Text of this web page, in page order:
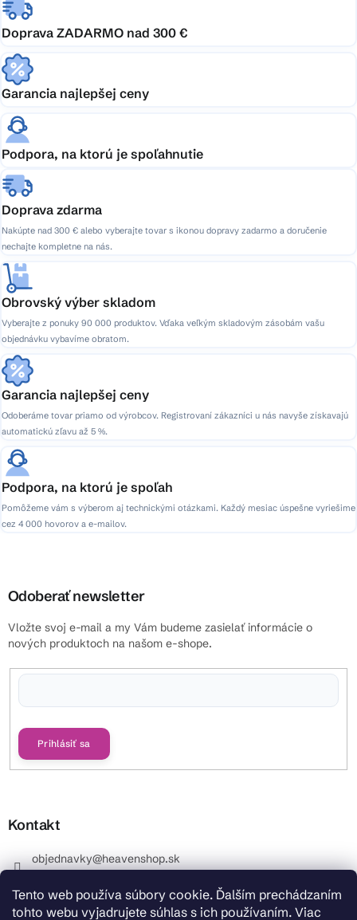
Tento web používa súbory cookie. Ďalším prechádzaním
tohto webu vyjadrujete súhlas s ich používaním. Viac
Doprava ZADARMO nad 300 €
Garancia najlepšej ceny
Podpora, na ktorú je spoľahnutie
Doprava zdarma
Nakúpte nad 300 € alebo vyberajte tovar s ikonou dopravy zadarmo a doručenie
nechajte kompletne na nás.
Obrovský výber skladom
Vyberajte z ponuky 90 000 produktov. Vďaka veľkým skladovým zásobám vašu
objednávku vybavíme obratom.
Garancia najlepšej ceny
Odoberáme tovar priamo od výrobcov. Registrovaní zákazníci u nás navyše získavajú
automatickú zľavu až 5 %.
Podpora, na ktorú je spoľah
Pomôžeme vám s výberom aj technickými otázkami. Každý mesiac úspešne vyriešime
cez 4 000 hovorov a e-mailov.
Odoberať newsletter
Vložte svoj e-mail a my Vám budeme zasielať informácie o
nových produktoch na našom e-shope.
Prihlásiť sa
Kontakt
objednavky@heavenshop.sk
_Info objednávky : +421 914 399 399 Pracovné dni od
8.00 hod. do 12.00 . REKLAMÁCIE : +421 914 399 399